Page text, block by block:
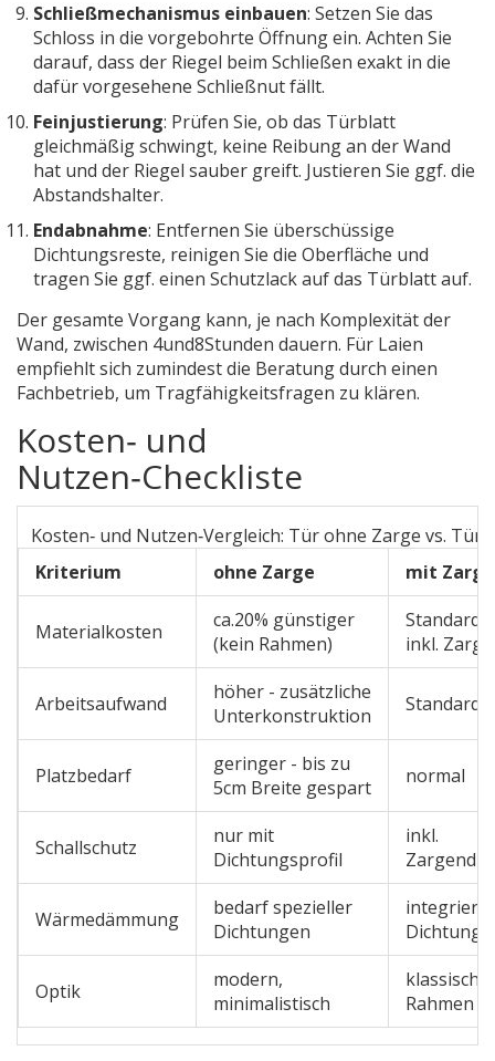
Schließmechanismus einbauen: Setzen Sie das
Schloss in die vorgebohrte Öffnung ein. Achten Sie
darauf, dass der Riegel beim Schließen exakt in die
dafür vorgesehene Schließnut fällt.
Feinjustierung: Prüfen Sie, ob das Türblatt
gleichmäßig schwingt, keine Reibung an der Wand
hat und der Riegel sauber greift. Justieren Sie ggf. die
Abstandshalter.
Endabnahme: Entfernen Sie überschüssige
Dichtungsreste, reinigen Sie die Oberfläche und
tragen Sie ggf. einen Schutzlack auf das Türblatt auf.
Der gesamte Vorgang kann, je nach Komplexität der
Wand, zwischen 4und8Stunden dauern. Für Laien
empfiehlt sich zumindest die Beratung durch einen
Fachbetrieb, um Tragfähigkeitsfragen zu klären.
Kosten‑ und
Nutzen‑Checkliste
Kosten‑ und Nutzen‑Vergleich: Tür ohne Zarge vs. Tür
Kriterium
ohne Zarge mit Zarge
Materialkosten
ca.20% günstiger
(kein Rahmen)
inkl. Zarge
Arbeitsaufwand
höher - zusätzliche
Unterkonstruktion
Platzbedarf
geringer - bis zu
5cm Breite gespart
normal
Schallschutz
nur mit
Dichtungsprofil
inkl.
Wärmedämmung
bedarf spezieller
Dichtungen
integrierte
Optik
modern,
minimalistisch
klassisch,
Rahmen